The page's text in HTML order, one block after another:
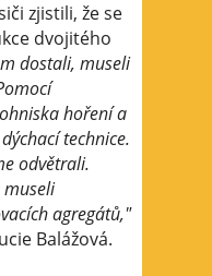
zjistili, že se
dvojitého
dostali, museli
hoření a
technice.
odvětrali.
museli
agregátů,"
Balážová.